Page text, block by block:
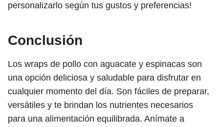
personalizarlo según tus gustos y preferencias!
Conclusión
Los wraps de pollo con aguacate y espinacas son
una opción deliciosa y saludable para disfrutar en
cualquier momento del día. Son fáciles de preparar,
versátiles y te brindan los nutrientes necesarios
para una alimentación equilibrada. Anímate a